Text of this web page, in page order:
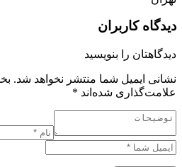
دیدگاه کاربران
دیدگاهتان را بنویسید
نشانی ایمیل شما منتشر نخواهد شد.
علامت‌گذاری شده‌اند *